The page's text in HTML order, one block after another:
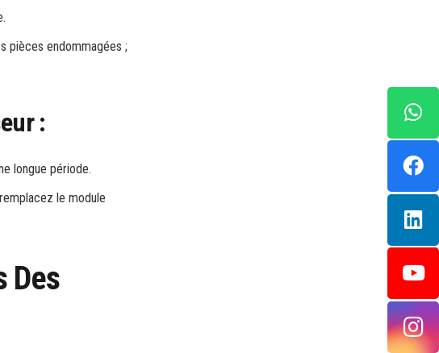
pièces endommagées ;
:
longue période.
le module
Des